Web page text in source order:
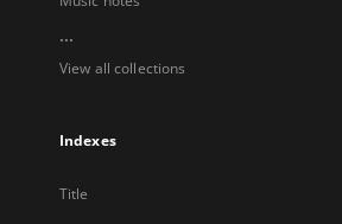
...
View all collections
Indexes
Title